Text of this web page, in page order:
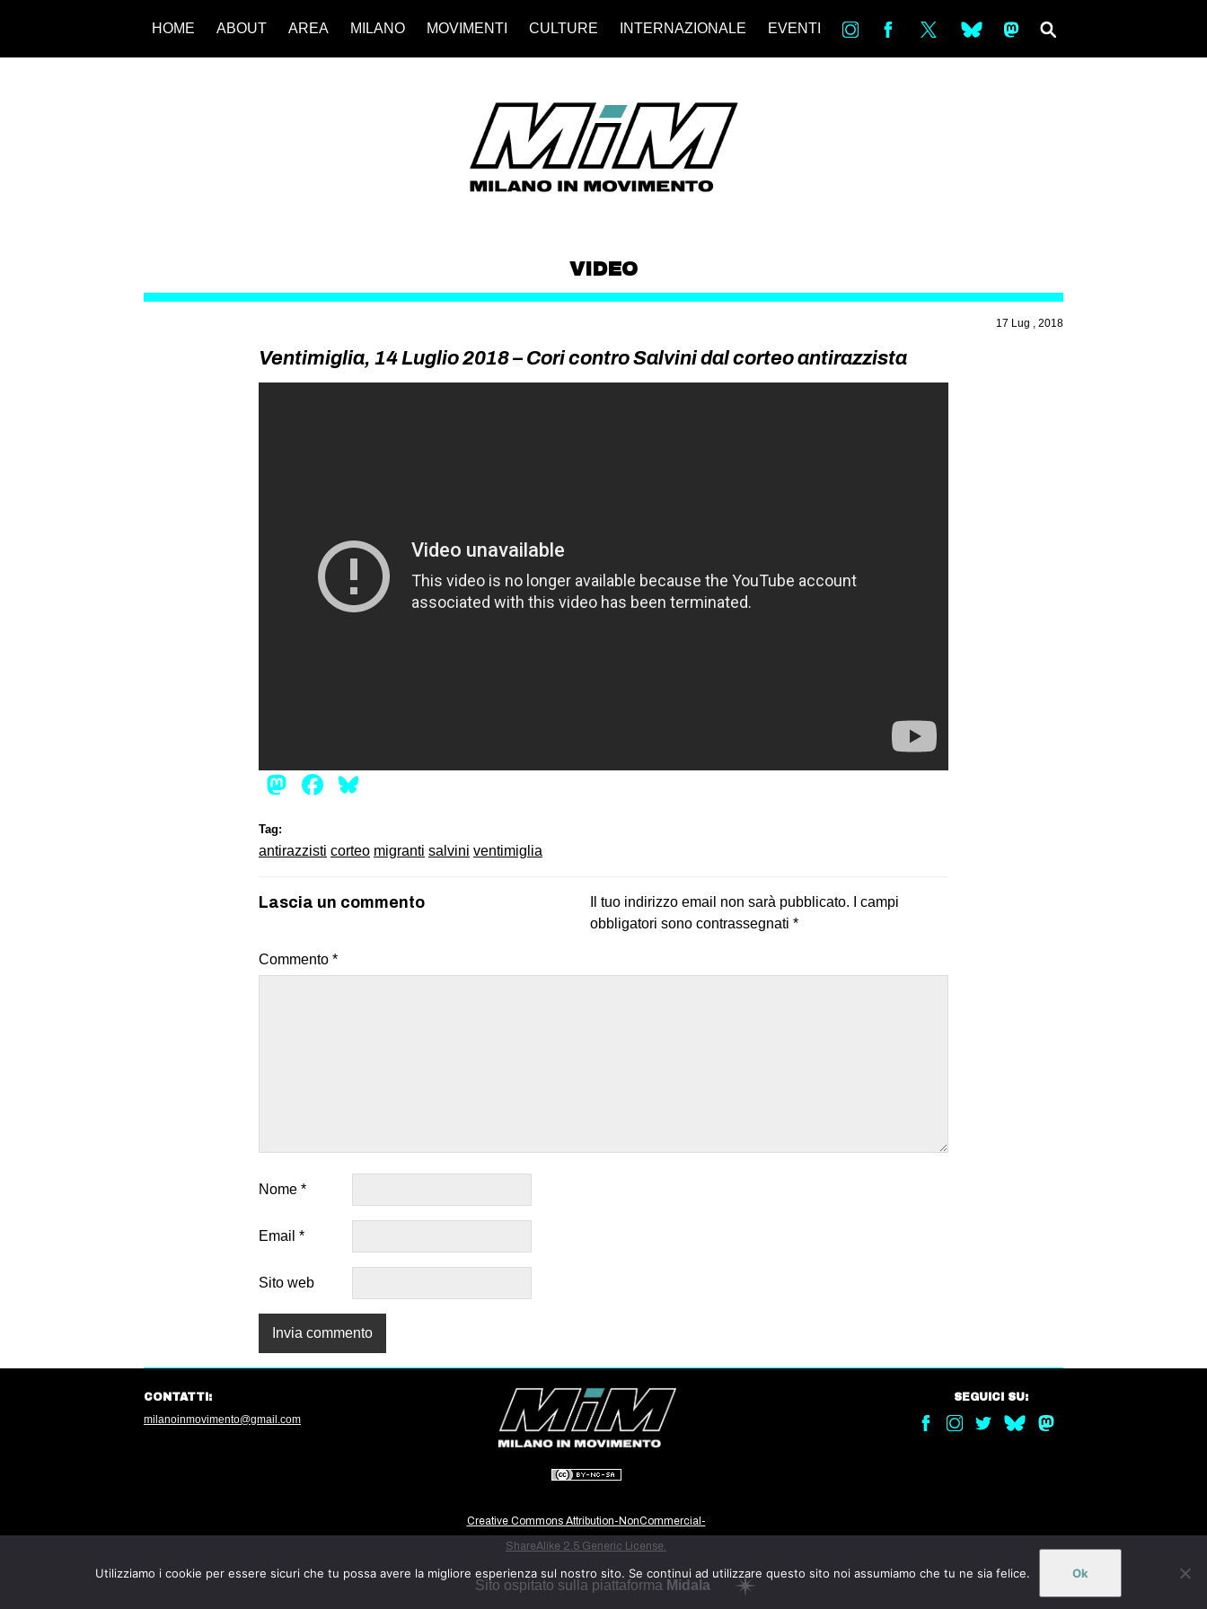
HOME ABOUT AREA MILANO MOVIMENTI CULTURE INTERNAZIONALE EVENTI in bsky ms
VIDEO
17 Lug , 2018
Ventimiglia, 14 Luglio 2018 – Cori contro Salvini dal corteo antirazzista
Mastodon
Facebook
Tag:
antirazzisti corteo migranti salvini ventimiglia
Lascia un commento Il tuo indirizzo email non sarà pubblicato.
I campi
obbligatori sono contrassegnati *
Commento *
Nome *
Email *
Sito web
Creative Commons Attribution-NonCommercial-
ShareAlike 2.5 Generic License.
CONTATTI:
milanoinmovimento@gmail.com
SEGUICI SU:
Sito ospitato sulla piattaforma Midala
Utilizziamo i cookie per essere sicuri che tu possa avere la migliore esperienza sul nostro sito. Se continui ad utilizzare questo sito noi assumiamo che tu ne sia felice. Ok